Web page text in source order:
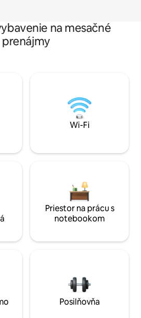
na mesačné
prenájmy
Wi-Fi
Priestor na prácu s
notebookom
Posilňovňa